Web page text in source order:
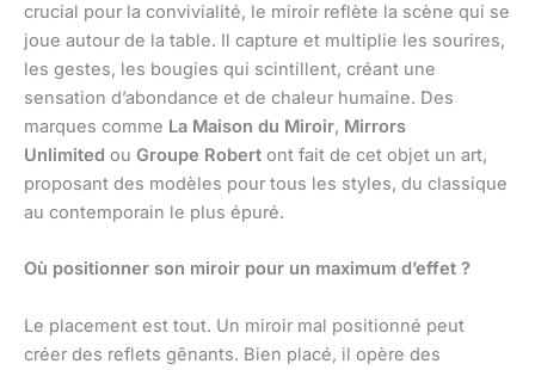
crucial pour la convivialité, le miroir reflète la scène qui se
joue autour de la table. Il capture et multiplie les sourires,
les gestes, les bougies qui scintillent, créant une
sensation d’abondance et de chaleur humaine. Des
marques comme La Maison du Miroir, Mirrors
Unlimited ou Groupe Robert ont fait de cet objet un art,
proposant des modèles pour tous les styles, du classique
au contemporain le plus épuré.
Où positionner son miroir pour un maximum d’effet ?
Le placement est tout. Un miroir mal positionné peut
créer des reflets gênants. Bien placé, il opère des